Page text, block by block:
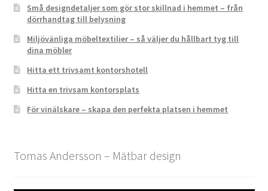
Små designdetaljer som gör stor skillnad i hemmet – från
dörrhandtag till belysning
Miljövänliga möbeltextilier – så väljer du hållbart tyg till
dina möbler
Hitta ett trivsamt kontorshotell
Hitta en trivsam kontorsplats
För vinälskare – skapa den perfekta platsen i hemmet
Tomas Andersson – Mätbar design